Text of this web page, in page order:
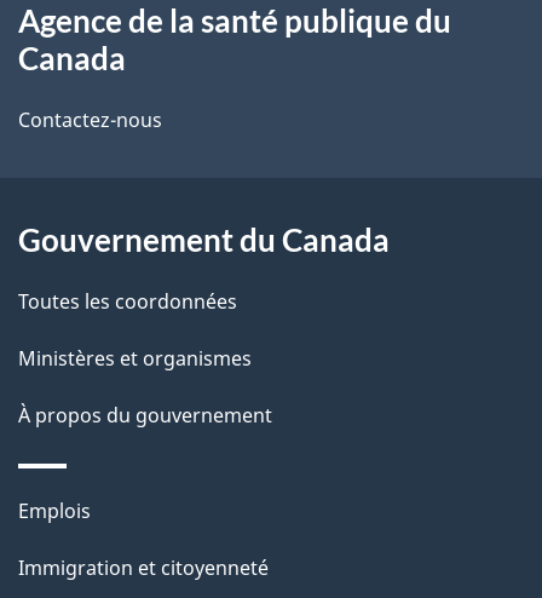
v
i
g
a
o
n
i
s
e
l
a
p
a
g
e
propos
ce
Agence de la santé publique du
Canada
Contactez-nous
Gouvernement du Canada
Toutes les coordonnées
Ministères et organismes
À propos du gouvernement
Thèmes
sujets
Emplois
Immigration et citoyenneté